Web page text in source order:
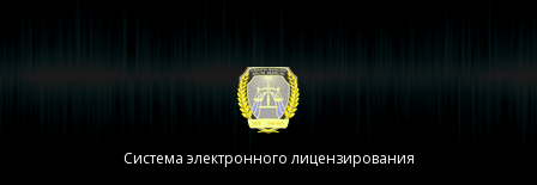
Система электронного лицензирования